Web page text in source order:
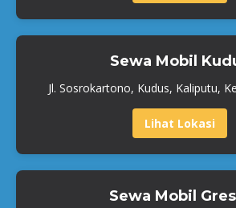
Sewa Mobil
Jl. Sosrokartono, Kudus, Kaliputu,
Lihat Lokasi
Sewa Mobil